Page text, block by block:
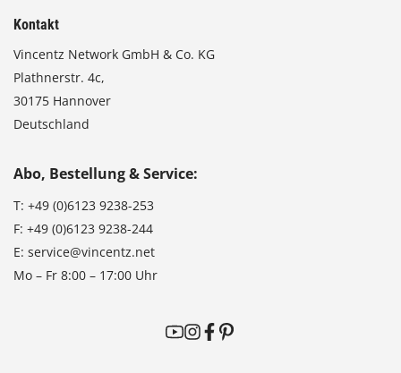
Kontakt
Vincentz Network GmbH & Co. KG
Plathnerstr. 4c,
30175 Hannover
Deutschland
Abo, Bestellung & Service:
T: +49 (0)6123 9238-253
F: +49 (0)6123 9238-244
E: service@vincentz.net
Mo – Fr 8:00 – 17:00 Uhr